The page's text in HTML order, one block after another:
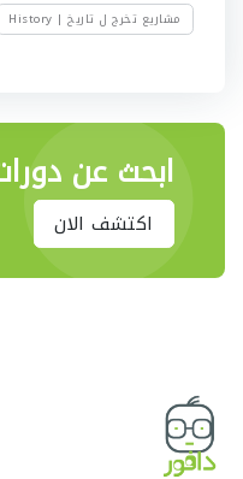
مشاريع تخرج ل تاريخ | History
ابحث عن
اكتشف الان